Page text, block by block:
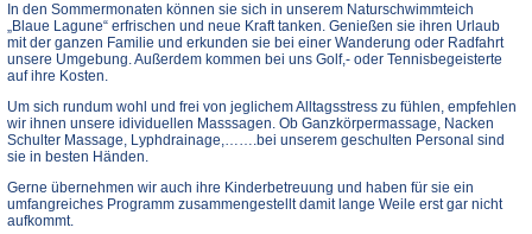
In den Sommermonaten können sie sich in unserem Naturschwimmteich
„Blaue Lagune“ erfrischen und neue Kraft tanken. Genießen sie ihren Urlaub
mit der ganzen Familie und erkunden sie bei einer Wanderung oder Radfahrt
unsere Umgebung. Außerdem kommen bei uns Golf,- oder Tennisbegeisterte
auf ihre Kosten.
Um sich rundum wohl und frei von jeglichem Alltagsstress zu fühlen, empfehlen
wir ihnen unsere idividuellen Masssagen. Ob Ganzkörpermassage, Nacken
Schulter Massage, Lyphdrainage,…….bei unserem geschulten Personal sind
sie in besten Händen.
Gerne übernehmen wir auch ihre Kinderbetreuung und haben für sie ein
umfangreiches Programm zusammengestellt damit lange Weile erst gar nicht
aufkommt.